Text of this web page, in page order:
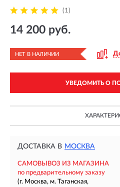
(1)
14 200 руб.
НЕТ В НАЛИЧИИ
УВЕДОМИТЬ О
ДОСТАВКА В МОСКВА
САМОВЫВОЗ ИЗ МАГАЗИНА
по предварительному заказу
(г. Москва, м. Таганская,